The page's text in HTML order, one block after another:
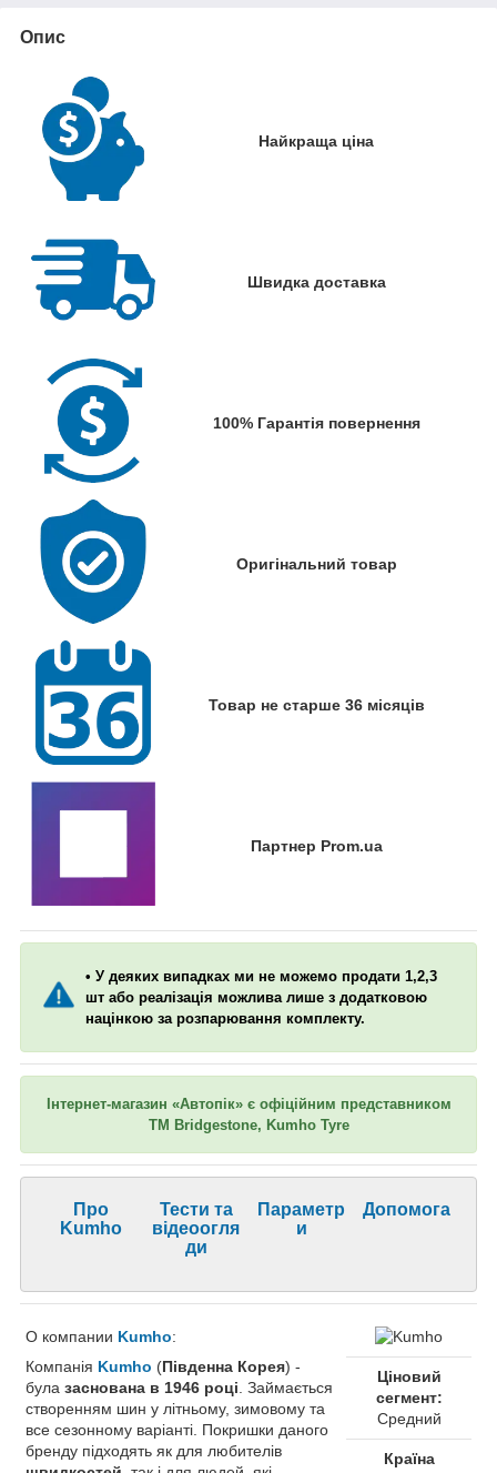
Опис
Найкраща ціна
Швидка доставка
100% Гарантія повернення
Оригінальний товар
Товар не старше 36 місяців
Партнер Prom.ua
• У деяких випадках ми не можемо продати 1,2,3
шт або реалізація можлива лише з додатковою
націнкою за розпарювання комплекту.
Інтернет-магазин «Автопік» є офіційним представником
ТМ Bridgestone, Kumho Tyre
Про
Kumho
Тести та
відеоогля
ди
Параметр
и
Допомога
О компании Kumho:
Компанія Kumho (Південна Корея) -
була заснована в 1946 році . Займається
створенням шин у літньому, зимовому та
все сезонному варіанті. Покришки даного
бренду підходять як для любителів
Ціновий
сегмент:
Средний
Країна